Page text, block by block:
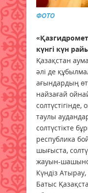
ФОТО
күнгі күн
Қазақстан
әлі де
ағындардың
найзағай
таулы
солтүстікте
республика
шығыста,
жауын-
Күндіз
Батыс